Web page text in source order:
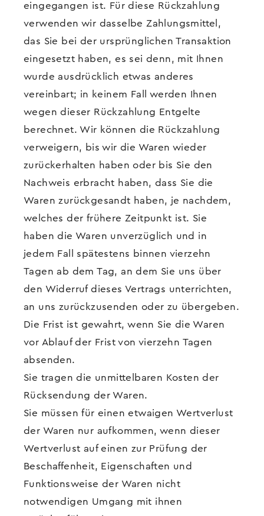
eingegangen ist. Für diese Rückzahlung
verwenden wir dasselbe Zahlungsmittel,
das Sie bei der ursprünglichen Transaktion
eingesetzt haben, es sei denn, mit Ihnen
wurde ausdrücklich etwas anderes
vereinbart; in keinem Fall werden Ihnen
wegen dieser Rückzahlung Entgelte
berechnet. Wir können die Rückzahlung
verweigern, bis wir die Waren wieder
zurückerhalten haben oder bis Sie den
Nachweis erbracht haben, dass Sie die
Waren zurückgesandt haben, je nachdem,
welches der frühere Zeitpunkt ist. Sie
haben die Waren unverzüglich und in
jedem Fall spätestens binnen vierzehn
Tagen ab dem Tag, an dem Sie uns über
den Widerruf dieses Vertrags unterrichten,
an uns zurückzusenden oder zu übergeben.
Die Frist ist gewahrt, wenn Sie die Waren
vor Ablauf der Frist von vierzehn Tagen
absenden.
Sie tragen die unmittelbaren Kosten der
Rücksendung der Waren.
Sie müssen für einen etwaigen Wertverlust
der Waren nur aufkommen, wenn dieser
Wertverlust auf einen zur Prüfung der
Beschaffenheit, Eigenschaften und
Funktionsweise der Waren nicht
notwendigen Umgang mit ihnen